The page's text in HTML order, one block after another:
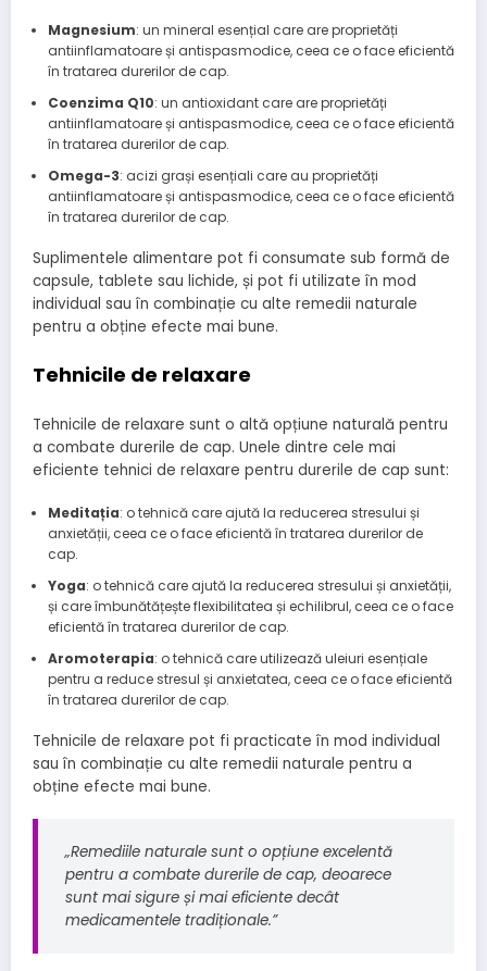
Magnesium: un mineral esențial care are proprietăți
antiinflamatoare și antispasmodice, ceea ce o face eficientă
în tratarea durerilor de cap.
Coenzima Q10: un antioxidant care are proprietăți
antiinflamatoare și antispasmodice, ceea ce o face eficientă
în tratarea durerilor de cap.
Omega-3: acizi grași esențiali care au proprietăți
antiinflamatoare și antispasmodice, ceea ce o face eficientă
în tratarea durerilor de cap.
Suplimentele alimentare pot fi consumate sub formă de
capsule, tablete sau lichide, și pot fi utilizate în mod
individual sau în combinație cu alte remedii naturale
pentru a obține efecte mai bune.
Tehnicile de relaxare
Tehnicile de relaxare sunt o altă opțiune naturală pentru
a combate durerile de cap. Unele dintre cele mai
eficiente tehnici de relaxare pentru durerile de cap sunt:
Meditația: o tehnică care ajută la reducerea stresului și
anxietății, ceea ce o face eficientă în tratarea durerilor de
cap.
Yoga: o tehnică care ajută la reducerea stresului și anxietății,
și care îmbunătățește flexibilitatea și echilibrul, ceea ce o face
eficientă în tratarea durerilor de cap.
Aromoterapia: o tehnică care utilizează uleiuri esențiale
pentru a reduce stresul și anxietatea, ceea ce o face eficientă
în tratarea durerilor de cap.
Tehnicile de relaxare pot fi practicate în mod individual
sau în combinație cu alte remedii naturale pentru a
obține efecte mai bune.
„Remediile naturale sunt o opțiune excelentă
pentru a combate durerile de cap, deoarece
sunt mai sigure și mai eficiente decât
medicamentele tradiționale.”